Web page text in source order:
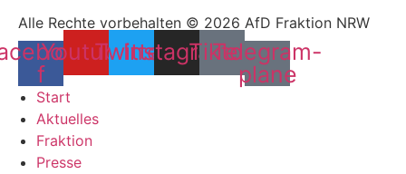
Alle Rechte vorbehalten © 2026 AfD Fraktion NRW
f
YoutubeTwitter
Instagram
Tiktok
Telegram-
plane
Start
Aktuelles
Fraktion
Presse